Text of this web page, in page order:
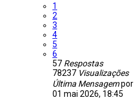
1
2
3
4
5
6
57 Respostas
78237 Visualizações
Última Mensagempor
01 mai 2026, 18:45